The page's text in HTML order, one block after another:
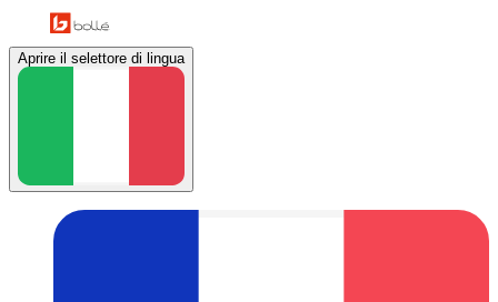
Aprire il selettore di lingua